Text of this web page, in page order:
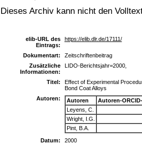
Dieses Archiv kann nicht den
elib-URL des
Eintrags:
https://elib.dlr.de/17111/
Dokumentart:
Zeitschriftenbeitrag
Zusätzliche
Informationen:
LIDO-Berichtsjahr=2000,
Titel:
Effect of Experimental
Bond Coat Alloys
Autoren:
Autoren
Autoren-
Leyens, C.
Wright, I.G.
Pint, B.A.
Datum:
2000